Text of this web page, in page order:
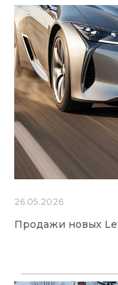
26.05.2026
Продажи новых